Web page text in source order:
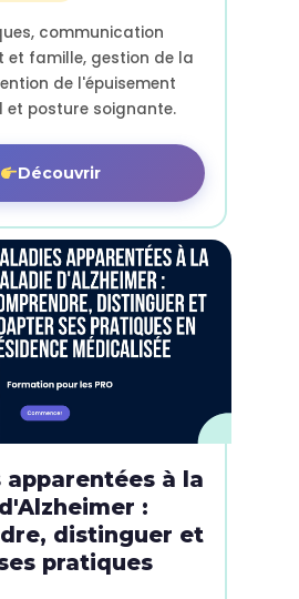
communication
et famille, gestion de la
de l'épuisement
et posture soignante.
Découvrir
apparentées à la
:
distinguer et
pratiques